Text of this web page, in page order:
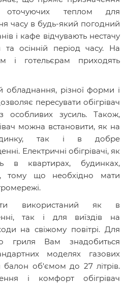
оточуючих теплом для
часу в будь-який погодний
і кафе відчувають нестачу
та осінній період часу. На
і готельєрам приходять
обладнання, різної форми і
пересувати обігрівач
зусиль. Також,
можна встановити, як на
так і в добре
Електричні обігрівачі, як
в квартирах, будинках,
тому що необхідно мати
використаний як в
так і для виїздів на
на свіжому повітрі. Для
гриля Вам знадобиться
моделях газових
балон об'ємом до 27 літрів.
і комфорт обігрівач